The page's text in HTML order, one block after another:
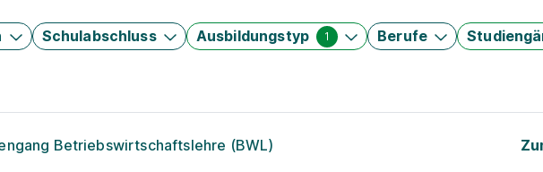
Schulabschluss Ausbildungstyp 1 Berufe
Betriebswirtschaftslehre (BWL)